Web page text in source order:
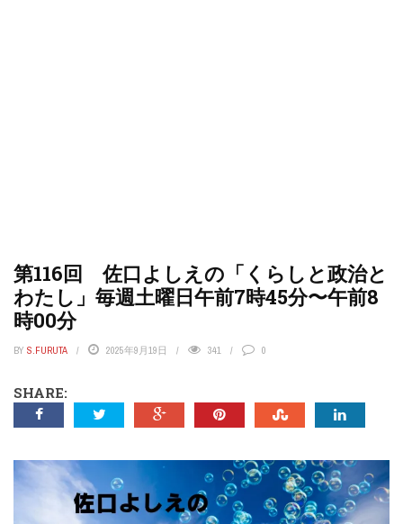
第116回 佐口よしえの「くらしと政治と
わたし」毎週土曜日午前7時45分〜午前8
時00分
BY S.FURUTA 2025年9月19日 341 0
SHARE: